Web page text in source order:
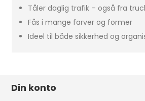
Tåler daglig trafik – også fra
Fås i mange farver og former
Ideel til både sikkerhed og
Din konto